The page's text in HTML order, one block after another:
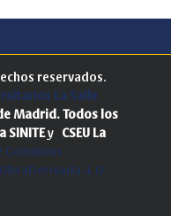
reservados.
La Salle
Madrid. Todos los
SINITEy CSEU La
Commons
4.0